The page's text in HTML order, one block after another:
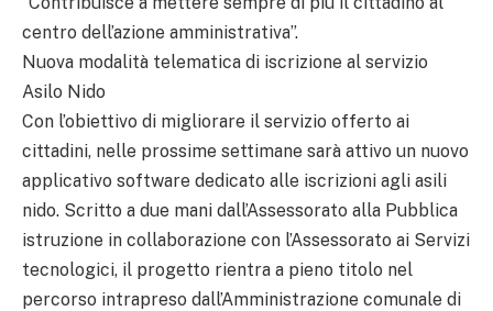
centro dell’azione amministrativa”.
Nuova modalità telematica di iscrizione al servizio
Asilo Nido
Con l’obiettivo di migliorare il servizio offerto ai
cittadini, nelle prossime settimane sarà attivo un nuovo
applicativo software dedicato alle iscrizioni agli asili
nido. Scritto a due mani dall’Assessorato alla Pubblica
istruzione in collaborazione con l’Assessorato ai Servizi
tecnologici, il progetto rientra a pieno titolo nel
percorso intrapreso dall’Amministrazione comunale di